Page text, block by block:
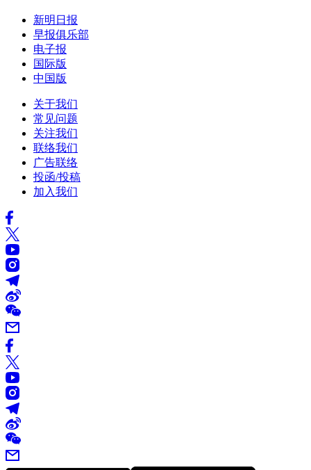
新明日报
早报俱乐部
电子报
国际版
中国版
关于我们
常见问题
关注我们
联络我们
广告联络
投函/投稿
加入我们